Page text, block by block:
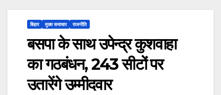
बिहार मुख्य समाचार राजनीति
बसपा के साथ उपेन्द्र कुशवाहा
का गठबंधन, 243 सीटों पर
उतारेंगे उम्मीदवार